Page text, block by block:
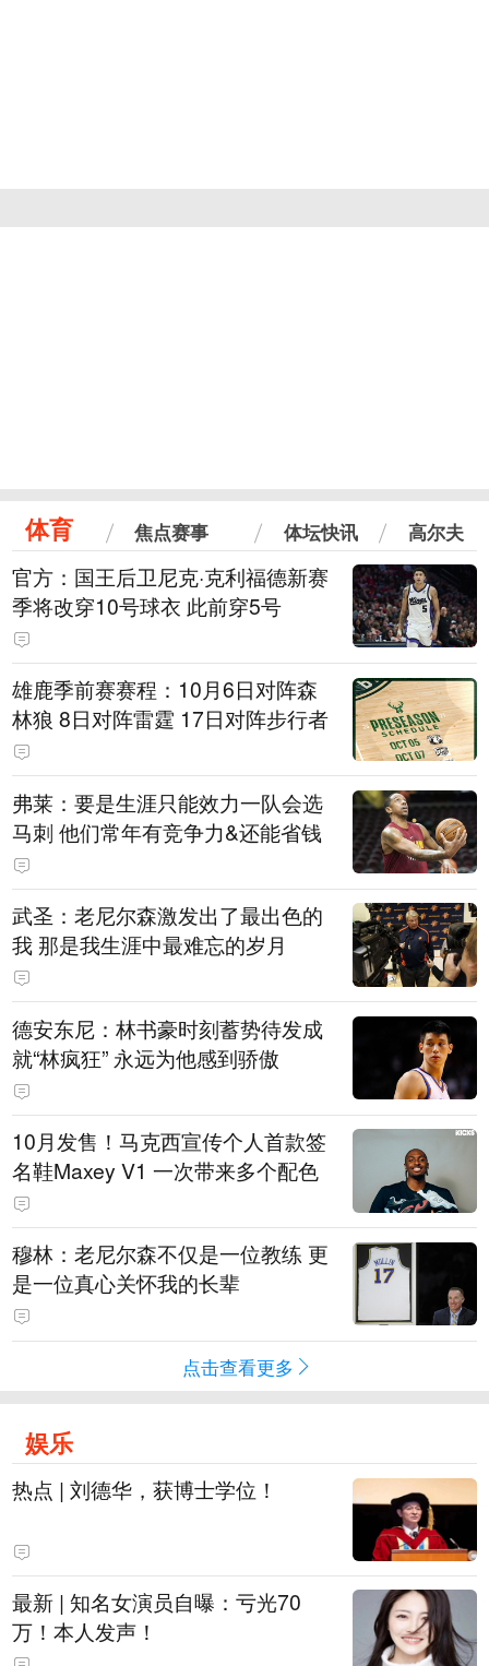
体育 焦点赛事 体坛快讯 高尔夫
官方：国王后卫尼克·克利福德新赛
季将改穿10号球衣 此前穿5号
雄鹿季前赛赛程：10月6日对阵森
林狼 8日对阵雷霆 17日对阵步行者
弗莱：要是生涯只能效力一队会选
马刺 他们常年有竞争力&还能省钱
武圣：老尼尔森激发出了最出色的
我 那是我生涯中最难忘的岁月
德安东尼：林书豪时刻蓄势待发成
就“林疯狂” 永远为他感到骄傲
10月发售！马克西宣传个人首款签
名鞋Maxey V1 一次带来多个配色
穆林：老尼尔森不仅是一位教练 更
是一位真心关怀我的长辈
点击查看更多
娱乐
热点 | 刘德华，获博士学位！
最新 | 知名女演员自曝：亏光70
万！本人发声！